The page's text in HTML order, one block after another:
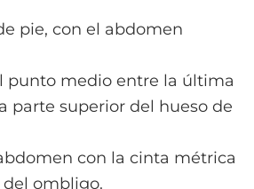
pie, con el abdomen
punto medio entre la última
parte superior del hueso de
con la cinta métrica
ombligo.